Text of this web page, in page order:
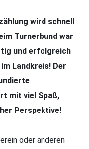
wird schnell
Turnerbund war
und erfolgreich
Landkreis! Der
mit viel Spaß,
Perspektive!
oder anderen